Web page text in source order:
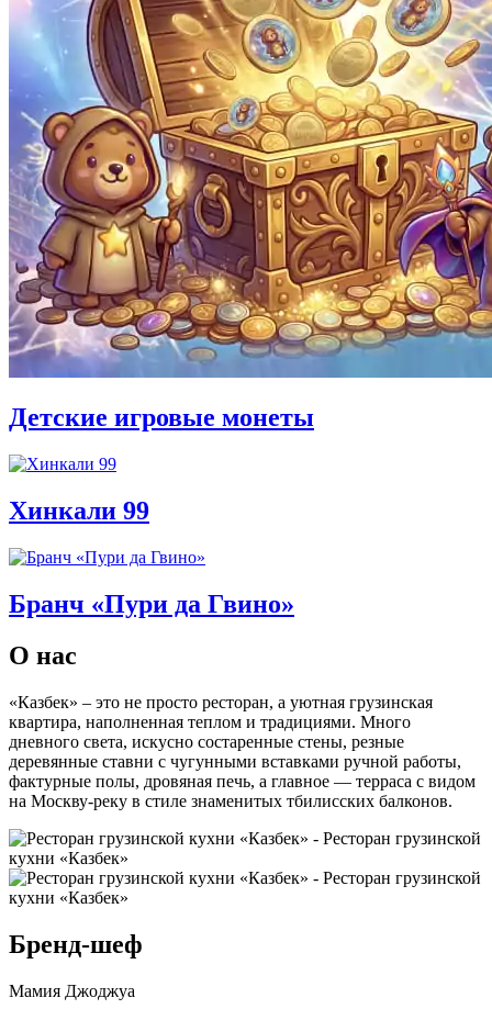
Детские игровые монеты
Хинкали 99
Бранч «Пури да Гвино»
О нас
«Казбек» – это не просто ресторан, а уютная грузинская
квартира, наполненная теплом и традициями. Много
дневного света, искусно состаренные стены, резные
деревянные ставни с чугунными вставками ручной работы,
фактурные полы, дровяная печь, а главное — терраса с видом
на Москву-реку в стиле знаменитых тбилисских балконов.
Бренд-шеф
Мамия Джоджуа